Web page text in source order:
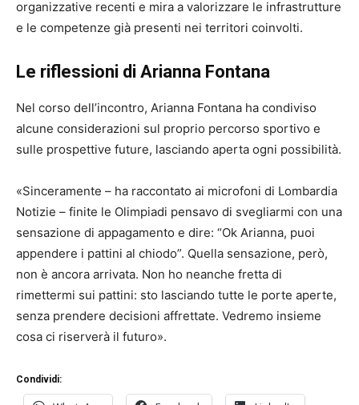
organizzative recenti e mira a valorizzare le infrastrutture
e le competenze già presenti nei territori coinvolti.
Le riflessioni di Arianna Fontana
Nel corso dell’incontro, Arianna Fontana ha condiviso
alcune considerazioni sul proprio percorso sportivo e
sulle prospettive future, lasciando aperta ogni possibilità.
«Sinceramente – ha raccontato ai microfoni di Lombardia
Notizie – finite le Olimpiadi pensavo di svegliarmi con una
sensazione di appagamento e dire: “Ok Arianna, puoi
appendere i pattini al chiodo”. Quella sensazione, però,
non è ancora arrivata. Non ho neanche fretta di
rimettermi sui pattini: sto lasciando tutte le porte aperte,
senza prendere decisioni affrettate. Vedremo insieme
cosa ci riserverà il futuro».
Condividi: